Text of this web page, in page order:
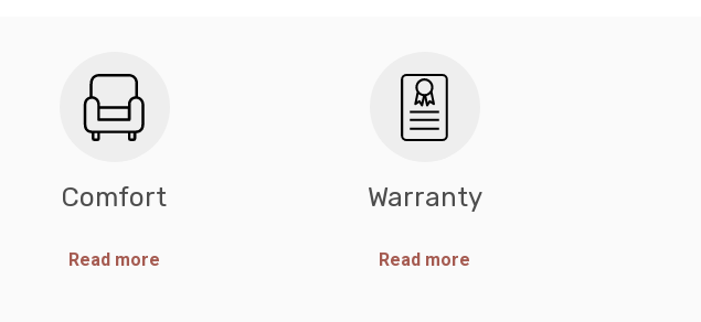
Comfort
Read more
Warranty
Read more